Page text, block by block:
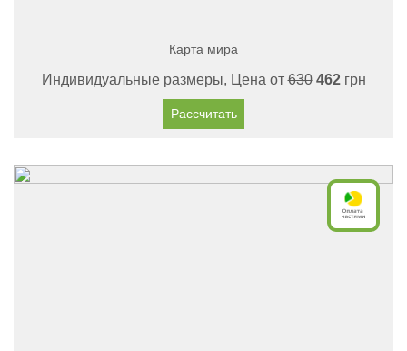
Карта мира
Индивидуальные размеры, Цена от630 462грн
Рассчитать